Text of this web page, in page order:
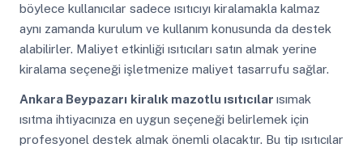
böylece kullanıcılar sadece ısıtıcıyı kiralamakla kalmaz
aynı zamanda kurulum ve kullanım konusunda da destek
alabilirler. Maliyet etkinliği ısıtıcıları satın almak yerine
kiralama seçeneği işletmenize maliyet tasarrufu sağlar.
Ankara Beypazarı kiralık mazotlu ısıtıcılar ısımak
ısıtma ihtiyacınıza en uygun seçeneği belirlemek için
profesyonel destek almak önemli olacaktır. Bu tip ısıtıcılar